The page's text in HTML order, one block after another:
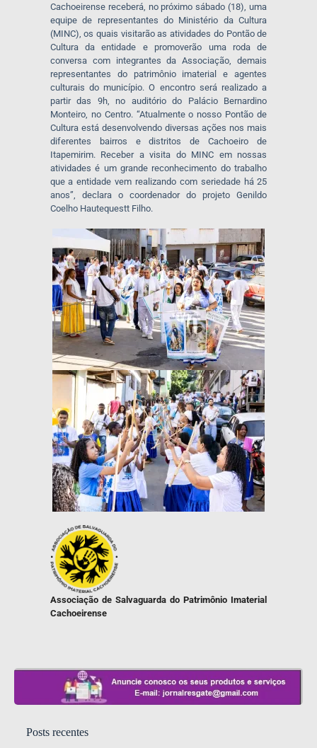
Cachoeirense receberá, no próximo sábado (18), uma
equipe de representantes do Ministério da Cultura
(MINC), os quais visitarão as atividades do Pontão de
Cultura da entidade e promoverão uma roda de
conversa com integrantes da Associação, demais
representantes do patrimônio imaterial e agentes
culturais do município. O encontro será realizado a
partir das 9h, no auditório do Palácio Bernardino
Monteiro, no Centro. “Atualmente o nosso Pontão de
Cultura está desenvolvendo diversas ações nos mais
diferentes bairros e distritos de Cachoeiro de
Itapemirim. Receber a visita do MINC em nossas
atividades é um grande reconhecimento do trabalho
que a entidade vem realizando com seriedade há 25
anos”, declara o coordenador do projeto Genildo
Coelho Hautequestt Filho.
Associação de Salvaguarda do Patrimônio Imaterial
Cachoeirense
Posts recentes